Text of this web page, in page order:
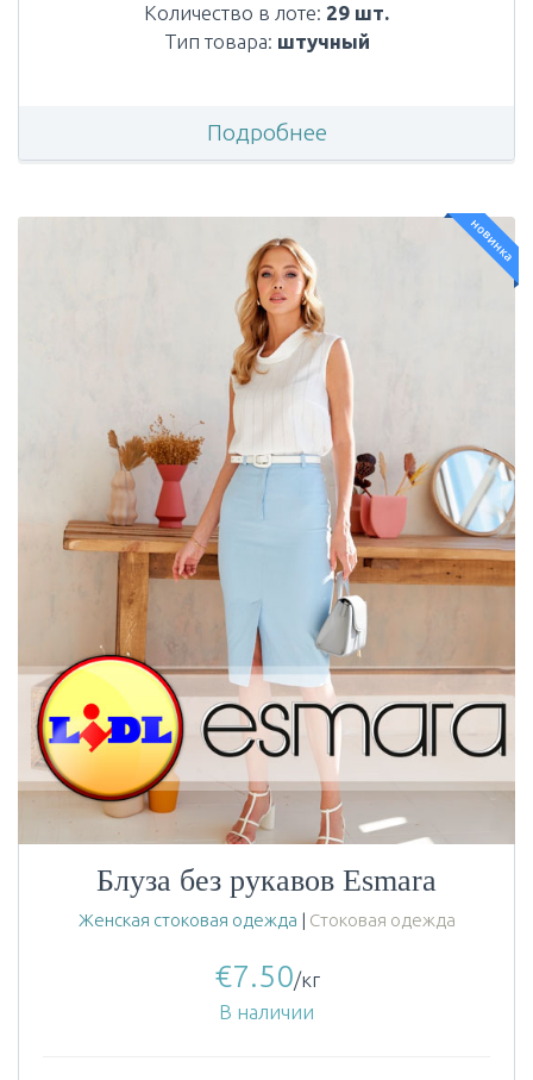
Количество в лоте: 29 шт.
Тип товара: штучный
Подробнее
новинка
Блуза без рукавов Esmara
Женская стоковая одежда | Стоковая одежда
€7.50/кг
В наличии